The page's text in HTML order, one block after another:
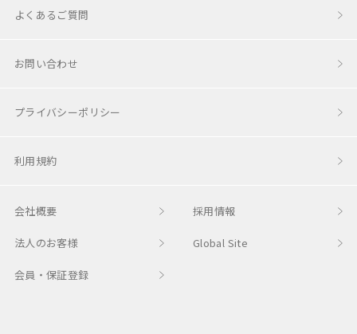
コロコロチェア＆デスク
コロコロキッチン
よくあるご質問
お問い合わせ
プライバシーポリシー
利用規約
会社概要 採用情報
法人のお客様 Global Site
会員・保証登録